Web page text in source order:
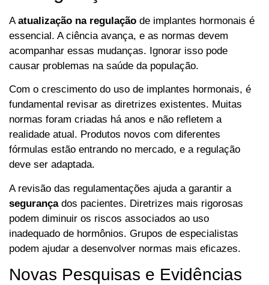
Aatualização na regulação de implantes hormonais é
essencial. A ciência avança, e as normas devem
acompanhar essas mudanças. Ignorar isso pode
causar problemas na saúde da população.
Com o crescimento do uso de implantes hormonais, é
fundamental revisar as diretrizes existentes. Muitas
normas foram criadas há anos e não refletem a
realidade atual. Produtos novos com diferentes
fórmulas estão entrando no mercado, e a regulação
deve ser adaptada.
A revisão das regulamentações ajuda a garantir a
segurançados pacientes. Diretrizes mais rigorosas
podem diminuir os riscos associados ao uso
inadequado de hormônios. Grupos de especialistas
podem ajudar a desenvolver normas mais eficazes.
Novas Pesquisas e Evidências